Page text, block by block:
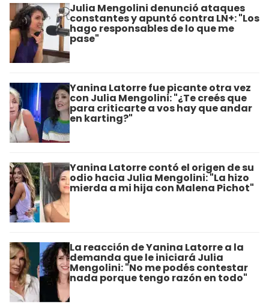
Julia Mengolini denunció ataques
constantes y apuntó contra LN+: "Los
hago responsables de lo que me
pase"
Yanina Latorre fue picante otra vez
con Julia Mengolini: "¿Te creés que
para criticarte a vos hay que andar
en karting?"
Yanina Latorre contó el origen de su
odio hacia Julia Mengolini: "La hizo
mierda a mi hija con Malena Pichot"
La reacción de Yanina Latorre a la
demanda que le iniciará Julia
Mengolini: "No me podés contestar
nada porque tengo razón en todo"